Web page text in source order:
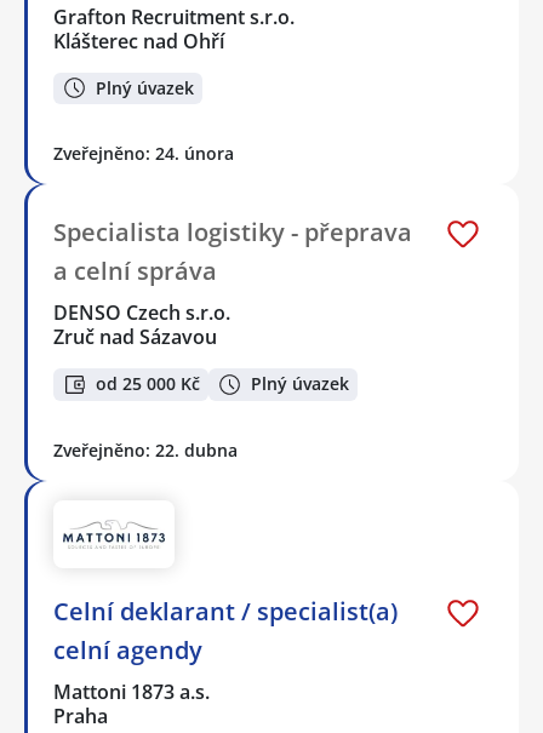
Grafton Recruitment s.r.o.
Klášterec nad Ohří
Plný úvazek
Zveřejněno: 24. února
Specialista logistiky - přeprava
a celní správa
DENSO Czech s.r.o.
Zruč nad Sázavou
od 25 000 Kč Plný úvazek
Zveřejněno: 22. dubna
Celní deklarant / specialist(a)
celní agendy
Mattoni 1873 a.s.
Praha